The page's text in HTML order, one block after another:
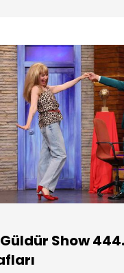
Show